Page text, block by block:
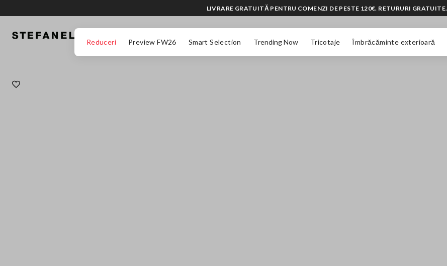
Reduceri Preview FW26 Smart Selection Trending Now Tricotaje Îmbrăcăminte exterioară
LIVRARE GRATUITĂ PENTRU COMENZI DE PESTE 120€. RETURURI GRATUITE.